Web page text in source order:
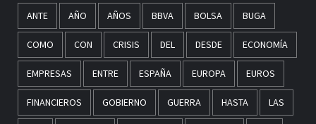
ANTE AÑO AÑOS BBVA BOLSA BUGA
COMO CON CRISIS DEL DESDE ECONOMÍA
EMPRESAS ENTRE ESPAÑA EUROPA EUROS
FINANCIEROS GOBIERNO GUERRA HASTA LAS